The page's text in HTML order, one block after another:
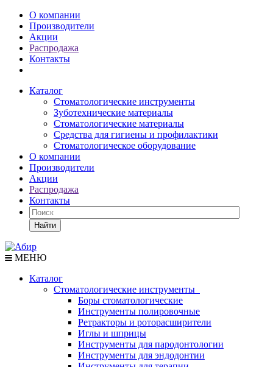
О компании
Производители
Акции
Распродажа
Контакты
Каталог
Стоматологические инструменты
Зуботехнические материалы
Стоматологические материалы
Средства для гигиены и профилактики
Стоматологическое оборудование
О компании
Производители
Акции
Распродажа
Контакты
Найти
МЕНЮ
Каталог
Стоматологические инструменты
Боры стоматологические
Инструменты полировочные
Ретракторы и роторасширители
Иглы и шприцы
Инструменты для пародонтологии
Инструменты для эндодонтии